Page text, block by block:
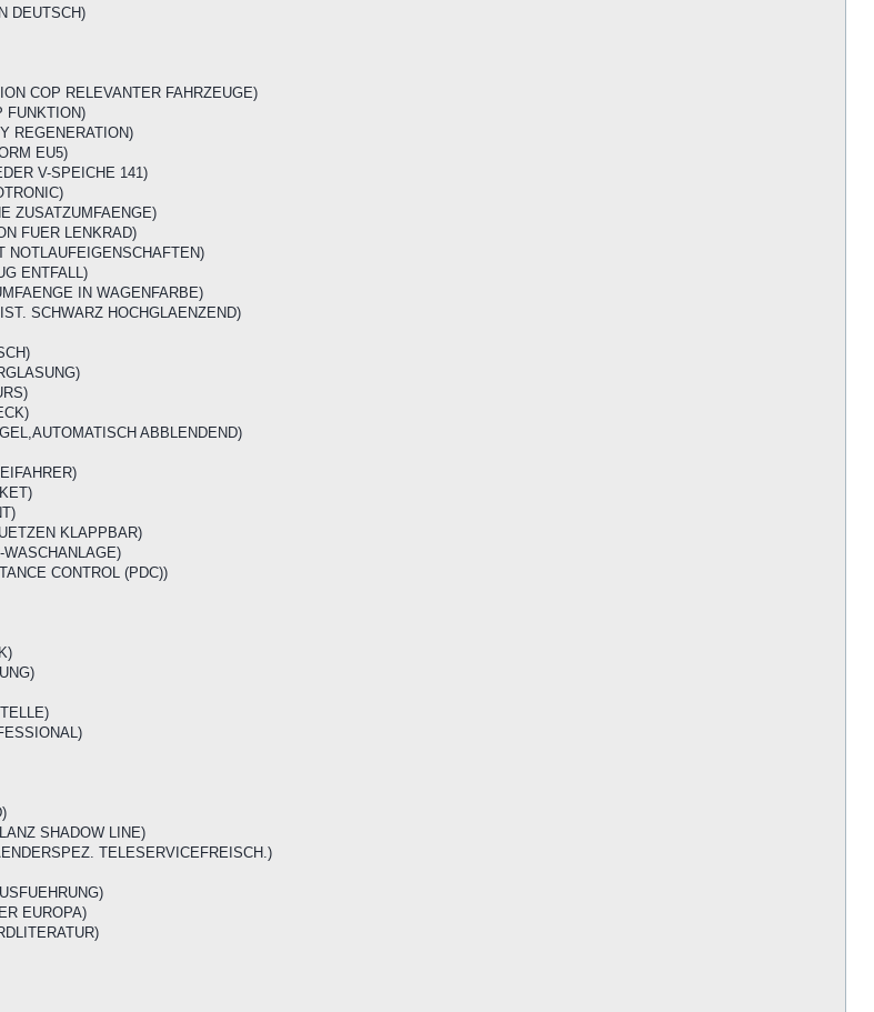
DEUTSCH)
COP RELEVANTER FAHRZEUGE)
FUNKTION)
REGENERATION)
EU5)
V-SPEICHE 141)
ZUSATZUMFAENGE)
FUER LENKRAD)
NOTLAUFEIGENSCHAFTEN)
ENTFALL)
IN WAGENFARBE)
SCHWARZ HOCHGLAENZEND)
ABBLENDEND)
KLAPPBAR)
CONTROL (PDC))
SHADOW LINE)
TELESERVICEFREISCH.)
EUROPA)